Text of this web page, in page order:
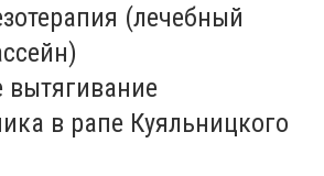
(лечебный
вытягивание
в рапе Куяльницкого